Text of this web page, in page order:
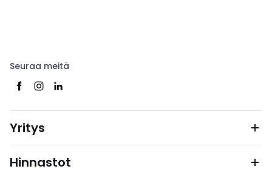
Seuraa meitä
Yritys
Hinnastot